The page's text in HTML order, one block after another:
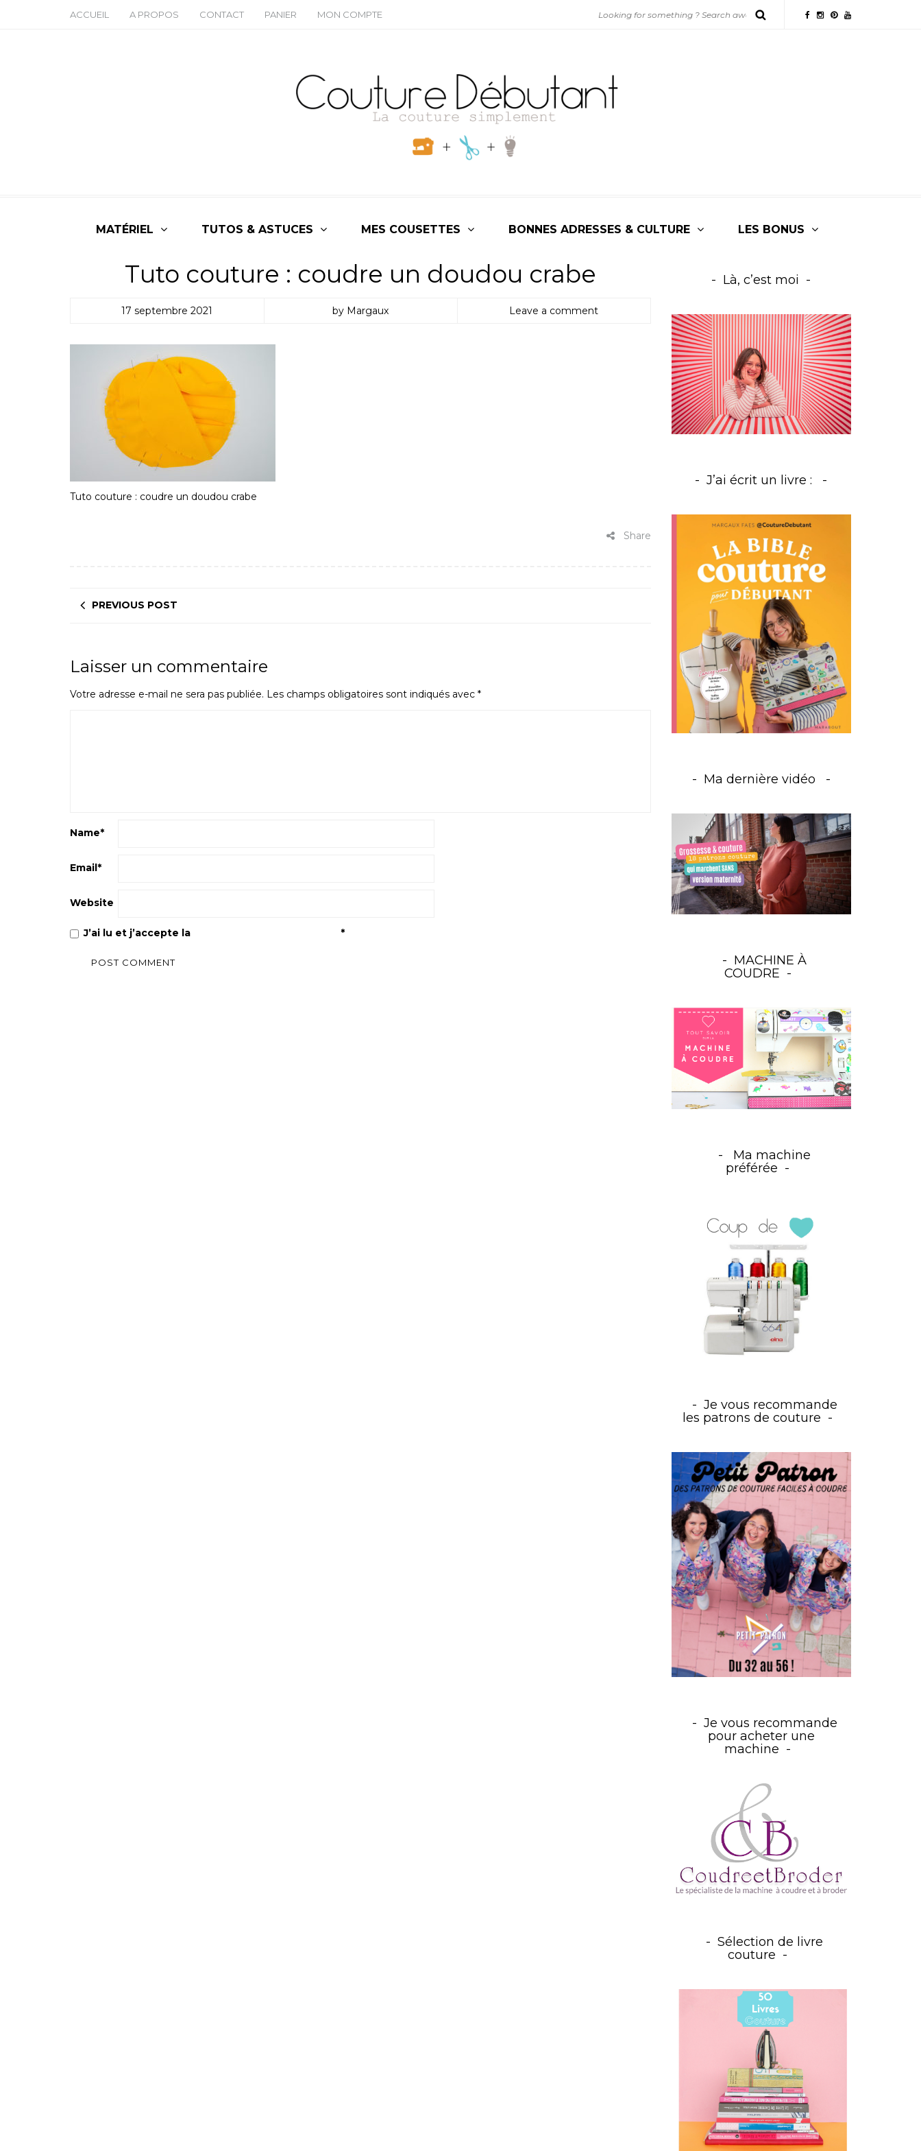
ACCUEIL A PROPOS CONTACT PANIER MON COMPTE
MATÉRIEL TUTOS & ASTUCES MES COUSETTES BONNES ADRESSES & CULTURE LES BONUS
Tuto couture : coudre un doudou crabe
17 septembre 2021 by Margaux Leave a comment
Tuto couture : coudre un doudou crabe
Share
PREVIOUS POST
Laisser un commentaire
Votre adresse e-mail ne sera pas publiée. Les champs obligatoires sont indiqués avec *
Name*
Email*
Website
J’ai lu et j’accepte la *
Là, c’est moi
J’ai écrit un livre :
Ma dernière vidéo
MACHINE À
COUDRE
Ma machine
préférée
Je vous recommande
les patrons de couture
Je vous recommande
pour acheter une
machine
Sélection de livre
couture